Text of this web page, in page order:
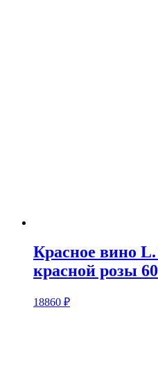
Красное вино L.
красной розы
18860 ₽